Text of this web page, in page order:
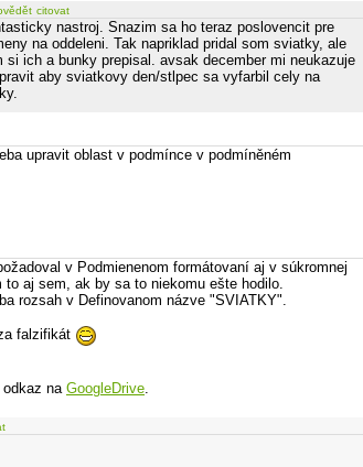
citovat
nastroj. Snazim sa ho teraz poslovencit pre
na oddeleni. Tak napriklad pridal som sviatky, ale
ich a bunky prepisal. avsak december mi neukazuje
aby sviatkovy den/stlpec sa vyfarbil cely na
upravit oblast v podmínce v podmíněném
v Podmienenom formátovaní aj v súkromnej
aj sem, ak by sa to niekomu ešte hodilo.
rozsah v Definovanom názve "SVIATKY".
falzifikát
odkaz naGoogleDrive.